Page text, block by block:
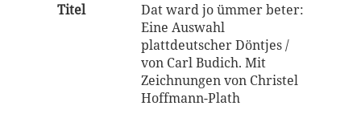
Titel
Dat ward jo ümmer beter:
Eine Auswahl
plattdeutscher Döntjes /
von Carl Budich. Mit
Zeichnungen von Christel
Hoffmann-Plath